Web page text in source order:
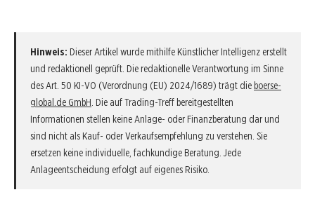
Hinweis: Dieser Artikel wurde mithilfe Künstlicher Intelligenz erstellt
und redaktionell geprüft. Die redaktionelle Verantwortung im Sinne
des Art. 50 KI-VO (Verordnung (EU) 2024/1689) trägt die boerse-
global.de GmbH . Die auf Trading-Treff bereitgestellten
Informationen stellen keine Anlage- oder Finanzberatung dar und
sind nicht als Kauf- oder Verkaufsempfehlung zu verstehen. Sie
ersetzen keine individuelle, fachkundige Beratung. Jede
Anlageentscheidung erfolgt auf eigenes Risiko.